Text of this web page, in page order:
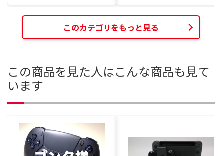
このカテゴリをもっと見る
この商品を見た人はこんな商品も見て
います